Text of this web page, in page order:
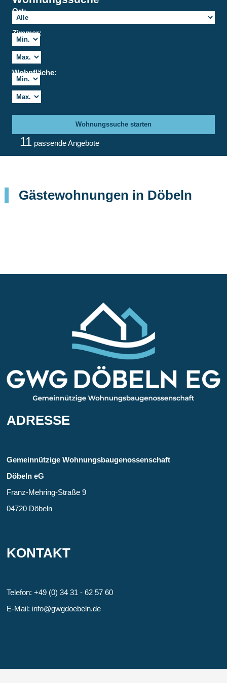
Ort:
Zimmer:
Wohnfläche:
Wohnungssuche starten
11 passende Angebote
Gästewohnungen in Döbeln
ADRESSE
Gemein­nützige Wohnungs­bau­genossen­schaft
Döbeln eG
Franz-Mehring-Straße 9
04720 Döbeln
KONTAKT
Telefon: +49 (0) 34 31 - 62 57 60
E-Mail: info@gwgdoebeln.de